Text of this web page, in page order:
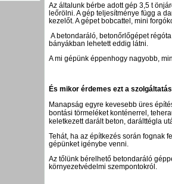
Az általunk bérbe adott gép 3,5 t
leőrölni. A gép teljesítménye függ a
kezelőt. A gépet bobcattel, mini
A betondaráló, betonőrlőgépet
bányákban lehetett eddig látni.
A mi gépünk éppenhogy nagyobb,
És mikor érdemes ezt a
Manapság egyre kevesebb üres
bontási törmeléket konténerrel,
keletkezett darált beton, darálttégla
Tehát, ha az építkezés során fognak
gépünket igénybe venni.
Az tőlünk bérelhető betondaráló
környezetvédelmi szempontokról.